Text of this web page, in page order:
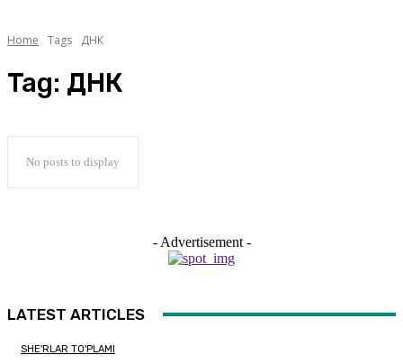
Home Tags ДНК
Tag: ДНК
No posts to display
- Advertisement -
LATEST ARTICLES
SHE'RLAR TO'PLAMI